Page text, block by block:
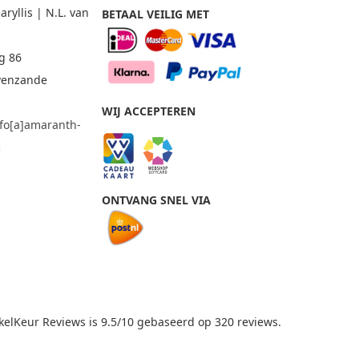
| N.L. van
86
BETAAL VEILIG MET
WIJ ACCEPTEREN
ONTVANG SNEL VIA
Reviews is 9.5/10 gebaseerd op 320 reviews.